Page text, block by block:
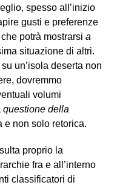
spesso all’inizio
gusti e preferenze
potrà mostrarsi a
situazione di altri.
un’isola deserta non
dovremmo
volumi
questione della
e non solo retorica.
proprio la
fra e all’interno
classificatori di